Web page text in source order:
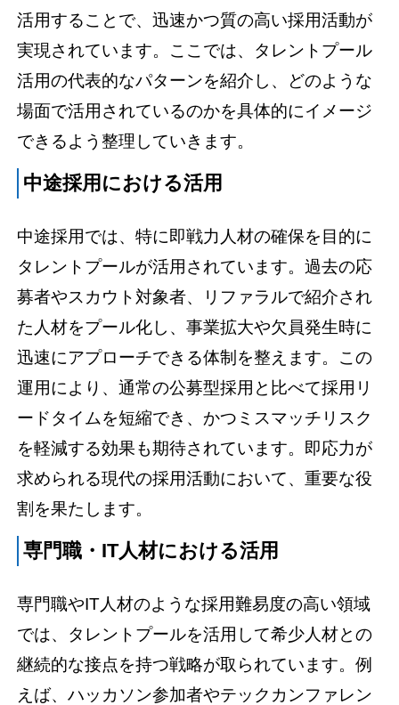
活用することで、迅速かつ質の高い採用活動が
実現されています。ここでは、タレントプール
活用の代表的なパターンを紹介し、どのような
場面で活用されているのかを具体的にイメージ
できるよう整理していきます。
中途採用における活用
中途採用では、特に即戦力人材の確保を目的に
タレントプールが活用されています。過去の応
募者やスカウト対象者、リファラルで紹介され
た人材をプール化し、事業拡大や欠員発生時に
迅速にアプローチできる体制を整えます。この
運用により、通常の公募型採用と比べて採用リ
ードタイムを短縮でき、かつミスマッチリスク
を軽減する効果も期待されています。即応力が
求められる現代の採用活動において、重要な役
割を果たします。
専門職・IT人材における活用
専門職やIT人材のような採用難易度の高い領域
では、タレントプールを活用して希少人材との
継続的な接点を持つ戦略が取られています。例
えば、ハッカソン参加者やテックカンファレン